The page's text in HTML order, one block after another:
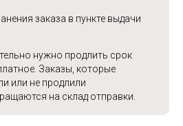
заказа в пункте выдачи
нужно продлить срок
Заказы, которые
или не продлили
на склад отправки.